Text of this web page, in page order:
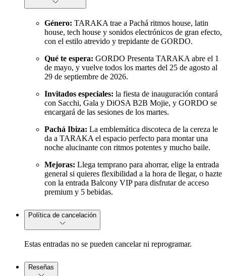
Género: TARAKA trae a Pachá ritmos house, latin
house, tech house y sonidos electrónicos de gran efecto,
con el estilo atrevido y trepidante de GORDO.
Qué te espera: GORDO Presenta TARAKA abre el 1
de mayo, y vuelve todos los martes del 25 de agosto al
29 de septiembre de 2026.
Invitados especiales: la fiesta de inauguración contará
con Sacchi, Gala y DiOSA B2B Mojie, y GORDO se
encargará de las sesiones de los martes.
Pachá Ibiza: La emblemática discoteca de la cereza le
da a TARAKA el espacio perfecto para montar una
noche alucinante con ritmos potentes y mucho baile.
Mejoras: Llega temprano para ahorrar, elige la entrada
general si quieres flexibilidad a la hora de llegar, o hazte
con la entrada Balcony VIP para disfrutar de acceso
premium y 5 bebidas.
Política de cancelación
Estas entradas no se pueden cancelar ni reprogramar.
Reseñas